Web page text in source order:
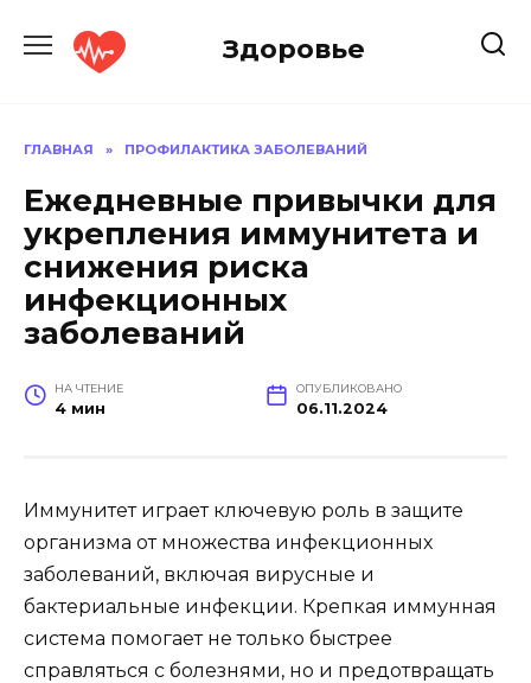
содержанию
Здоровье
ГЛАВНАЯ » ПРОФИЛАКТИКА ЗАБОЛЕВАНИЙ
Ежедневные привычки для
укрепления иммунитета и
снижения риска
инфекционных
заболеваний
НА ЧТЕНИЕ
4 мин
ОПУБЛИКОВАНО
06.11.2024
Иммунитет играет ключевую роль в защите
организма от множества инфекционных
заболеваний, включая вирусные и
бактериальные инфекции. Крепкая иммунная
система помогает не только быстрее
справляться с болезнями, но и предотвращать